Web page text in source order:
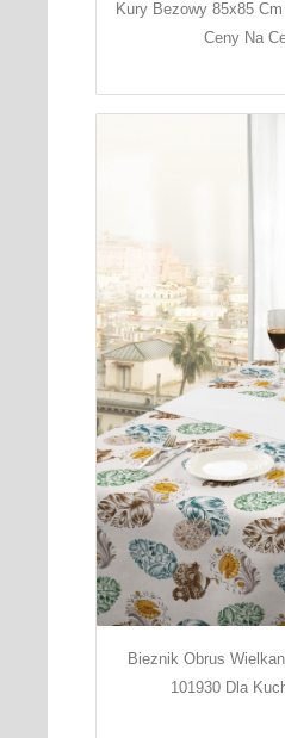
Kury Bezowy 85x85
Ceny Na
Bieznik Obrus
101930 Dla